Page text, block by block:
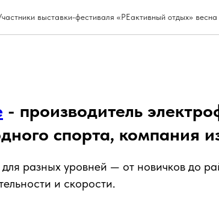
выставки-фестиваля «РЕактивный отдых»
- производитель
спорта, компания
разных уровней — от новичков до
и скорости.